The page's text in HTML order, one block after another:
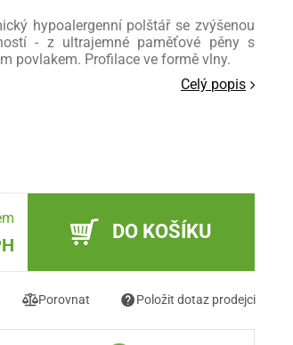
hypoalergenní polštář se zvýšenou
- z ultrajemné paměťové pěny s
povlakem. Profilace ve formě vlny.
Celý popis
DO KOŠÍKU
Porovnat Položit dotaz prodejci